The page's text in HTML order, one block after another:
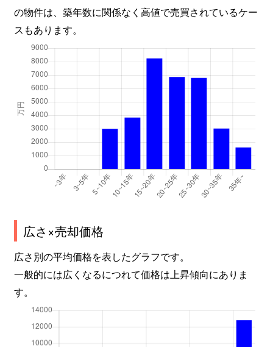
の物件は、築年数に関係なく高値で売買されているケー
スもあります。
広さ×売却価格
広さ別の平均価格を表したグラフです。
一般的には広くなるにつれて価格は上昇傾向にありま
す。